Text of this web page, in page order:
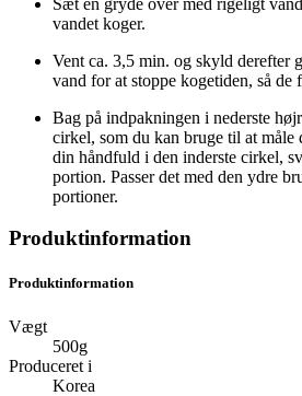
vandet koger.
Vent ca. 3,5 min. og skyld derefter
vand for at stoppe kogetiden, så
Bag på indpakningen i nederste
cirkel, som du kan bruge til at måle
din håndfuld i den inderste cirkel,
portion. Passer det med den ydre
portioner.
Produktinformation
Produktinformation
Vægt
500g
Produceret i
Korea